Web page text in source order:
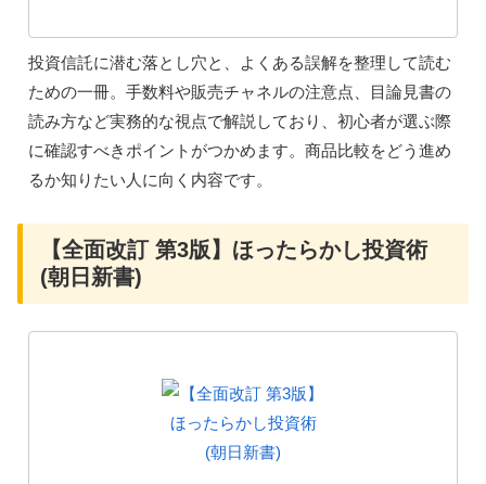
投資信託に潜む落とし穴と、よくある誤解を整理して読む
ための一冊。手数料や販売チャネルの注意点、目論見書の
読み方など実務的な視点で解説しており、初心者が選ぶ際
に確認すべきポイントがつかめます。商品比較をどう進め
るか知りたい人に向く内容です。
【全面改訂 第3版】ほったらかし投資術
(朝日新書)